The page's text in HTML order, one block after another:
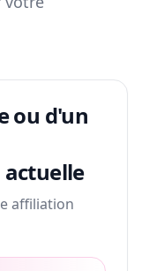
ou d'un
affiliation